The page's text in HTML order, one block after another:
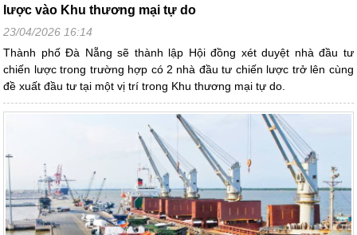
lược vào Khu thương mại tự do
23/04/2026 16:14
Thành phố Đà Nẵng sẽ thành lập Hội đồng xét duyệt nhà đầu tư
chiến lược trong trường hợp có 2 nhà đầu tư chiến lược trở lên cùng
đề xuất đầu tư tại một vị trí trong Khu thương mại tự do.